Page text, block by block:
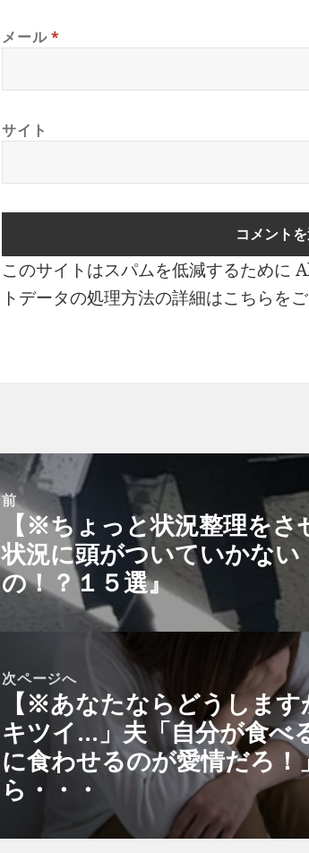
メール*
サイト
このサイトはスパムを低減するために
トデータの処理方法の詳細はこちらを
前
の
投
【※ちょっと状況整理を
状況に頭がついていかない
の！？１５選』
次ページへ
の
投
稿:
【※あなたならどうしま
キツイ…」夫「自分が食べ
に食わせるのが愛情だろ
ら・・・